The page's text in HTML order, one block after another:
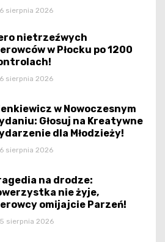
sierpnia 2026
nietrzeźwych
w Płocku po 1200
sierpnia 2026
w Nowoczesnym
Głosuj na Kreatywne
dla Młodzieży!
sierpnia 2026
na drodze:
nie żyje,
omijajcie Parzeń!
sierpnia 2026